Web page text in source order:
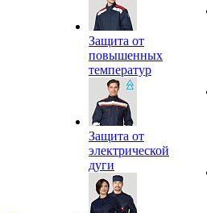
Защита от
повышенных
температур
Защита от
электрической
дуги